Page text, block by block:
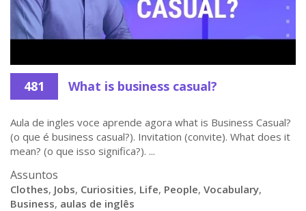
481 What is business casual?
Aula de ingles voce aprende agora what is Business Casual?
(o que é business casual?). Invitation (convite). What does it
mean? (o que isso significa?). ...
Assuntos
Clothes, Jobs, Curiosities, Life, People, Vocabulary,
Business, aulas de inglês